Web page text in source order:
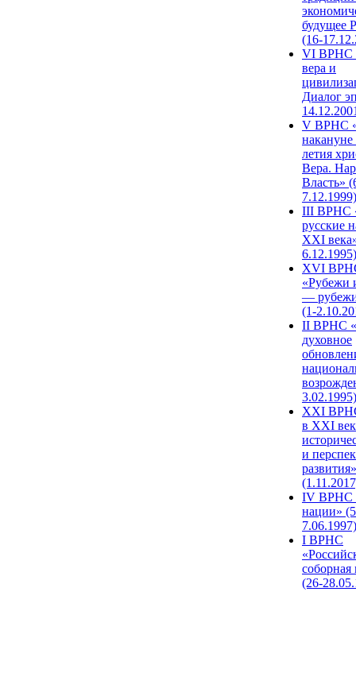
будущее
(16-
VI ВРНС
вера и
Диалог
V ВРНС
накануне
летия
Вера.
Власть»
7.12.1999)
III ВРНС
русские
XXI
6.12.1995)
XVI
«Рубежи
—
(1-
II ВРНС
духовное
3.02.1995)
XХI
в XXI
и
развития»
IV ВРНС
нации»
7.06.1997)
I ВРНС
(26-